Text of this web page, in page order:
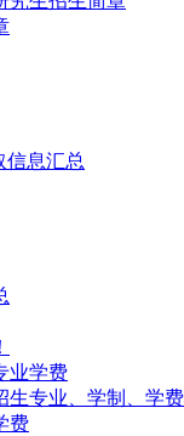
信息汇总
业学费
生专业、学制、学
费